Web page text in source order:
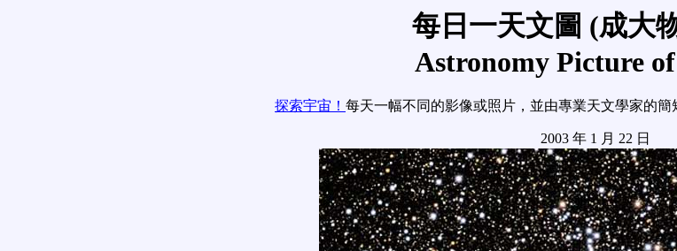
每日一天文圖 (成大
Astronomy Picture
探索宇宙！ 每天一幅不同的影像或照片，並由專業天文學家的簡
2003 年 1 月 22 日